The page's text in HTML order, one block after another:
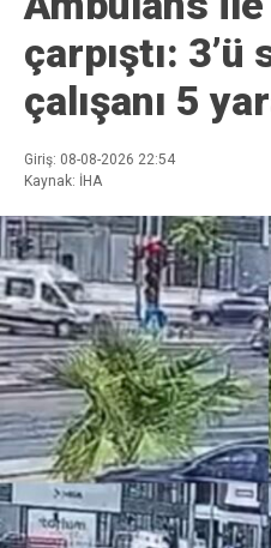
çarpıştı: 3’ü
çalışanı 5
Giriş: 08-08-2026 22:54
Kaynak: İHA